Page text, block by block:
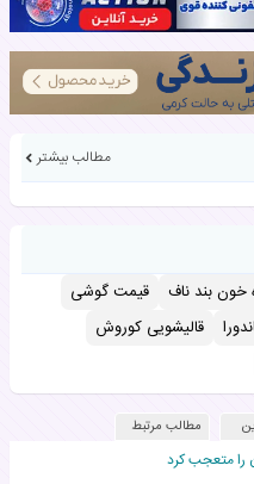
مطالب بیشتر
خون بند ناف
قیمت گوشی
قالیشویی کوروش
مطالب مرتبط
را متعجب کرد